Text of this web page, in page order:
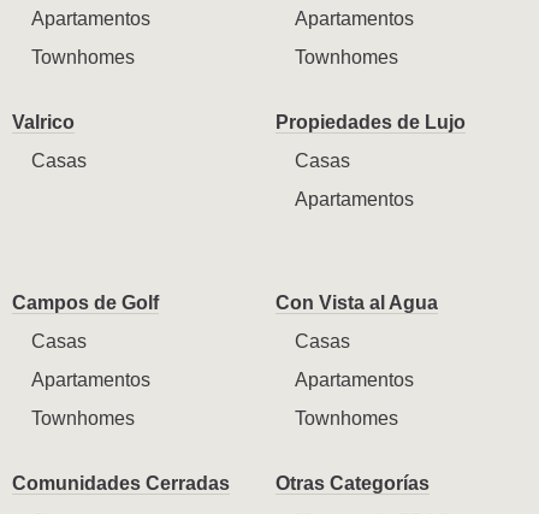
Apartamentos
Townhomes
Apartamentos
Townhomes
Valrico
Casas
Propiedades de Lujo
Casas
Apartamentos
Campos de Golf
Casas
Apartamentos
Townhomes
Con Vista al Agua
Casas
Apartamentos
Townhomes
Comunidades Cerradas
Otras Categorías